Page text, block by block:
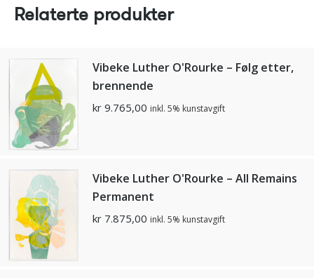
Relaterte produkter
Vibeke Luther O'Rourke – Følg etter,
brennende
kr 9.765,00 inkl. 5% kunstavgift
Vibeke Luther O'Rourke – All Remains
Permanent
kr 7.875,00 inkl. 5% kunstavgift